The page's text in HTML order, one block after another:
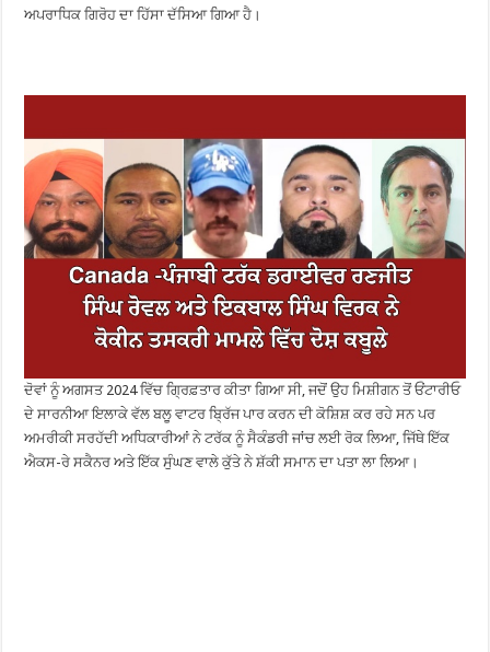
ਅਪਰਾਧਿਕ ਗਿਰੋਹ ਦਾ ਹਿੱਸਾ ਦੱਸਿਆ ਗਿਆ ਹੈ।
ਦੋਵਾਂ ਨੂੰ ਅਗਸਤ 2024 ਵਿੱਚ ਗ੍ਰਿਫ਼ਤਾਰ ਕੀਤਾ ਗਿਆ ਸੀ, ਜਦੋਂ ਉਹ ਮਿਸ਼ੀਗਨ ਤੋਂ ਓਂਟਾਰੀਓ
ਦੇ ਸਾਰਨੀਆ ਇਲਾਕੇ ਵੱਲ ਬਲੂ ਵਾਟਰ ਬ੍ਰਿੱਜ ਪਾਰ ਕਰਨ ਦੀ ਕੋਸ਼ਿਸ਼ ਕਰ ਰਹੇ ਸਨ ਪਰ
ਅਮਰੀਕੀ ਸਰਹੱਦੀ ਅਧਿਕਾਰੀਆਂ ਨੇ ਟਰੱਕ ਨੂੰ ਸੈਕੰਡਰੀ ਜਾਂਚ ਲਈ ਰੋਕ ਲਿਆ, ਜਿੱਥੇ ਇੱਕ
ਐਕਸ-ਰੇ ਸਕੈਨਰ ਅਤੇ ਇੱਕ ਸੁੰਘਣ ਵਾਲੇ ਕੁੱਤੇ ਨੇ ਸ਼ੱਕੀ ਸਮਾਨ ਦਾ ਪਤਾ ਲਾ ਲਿਆ।